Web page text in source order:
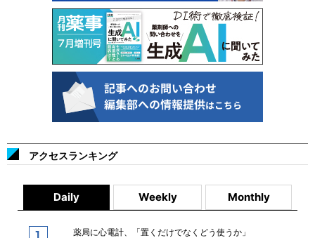
アクセスランキング
Daily Weekly Monthly
薬局に心電計、「置くだけでなくどう使うか」